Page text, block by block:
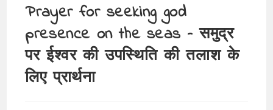
Prayer for seeking god
presence on the seas – समुद्र
पर ईश्वर की उपस्थिति की तलाश के
लिए प्रार्थना